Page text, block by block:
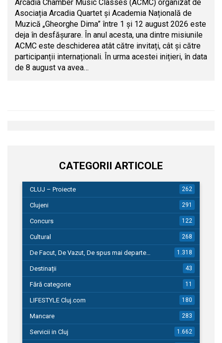
Arcadia Chamber Music Classes (ACMC) organizat de
Asociația Arcadia Quartet și Academia Națională de
Muzică „Gheorghe Dima” între 1 și 12 august 2026 este
deja în desfășurare. În anul acesta, una dintre misiunile
ACMC este deschiderea atât către invitați, cât și către
participanții internaționali. În urma acestei inițieri, în data
de 8 august va avea…
CATEGORII ARTICOLE
CLUJ – Proiecte 262
Clujeni 291
Concurs 122
Cultural 268
De Facut, De Vazut, De spus mai departe… 1.318
Destinații 43
Fără categorie 11
LIFESTYLE Cluj.com 180
Mancare 283
Servicii in Cluj 1.662